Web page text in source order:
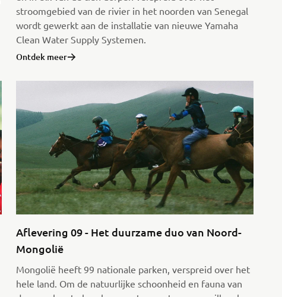
stroomgebied van de rivier in het noorden van Senegal
wordt gewerkt aan de installatie van nieuwe Yamaha
Clean Water Supply Systemen.
Ontdek meer
Aflevering 09 - Het duurzame duo van Noord-
Mongolië
Mongolië heeft 99 nationale parken, verspreid over het
hele land. Om de natuurlijke schoonheid en fauna van